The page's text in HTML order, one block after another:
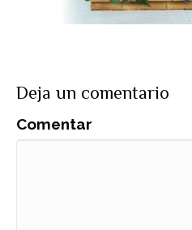
Deja un comentario
Comentar